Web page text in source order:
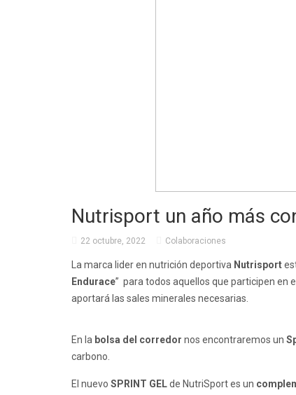
Nutrisport un año más
22 octubre, 2022 Colaboraciones
La marca lider en nutrición deportiva Nutrisport
Endurace” para todos aquellos que participen en
aportará las sales minerales necesarias.
En la bolsa del corredor nos encontraremos un
carbono.
El nuevo SPRINT GELde NutriSport es un